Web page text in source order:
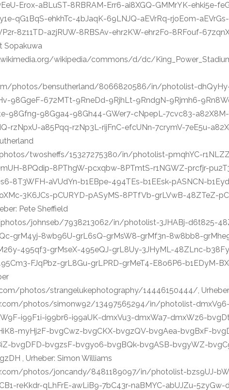
Erox-aBLuST-8RBRAM-Err6-ai8XGQ-GMMrYK-ehki5e-
qG1BqS-ehkhTc-4bJaqK-69LNJQ-aEVrRq-rjoEom-
8z11TD-azjRUW-8RBSAv-ehr2KW-ehr2Fo-8RFouf-
Sopakuwa
wikipedia/commons/d/dc/
photos/bensutherland/8066820586/in/photolist-
98GgeF-672MTt-9RneDd-9RjhLt-9RndgN-9Rjmh6-
98Gfng-98Gga4-98Gh44-GWer7-cNpepL-7cvc83-
rzNpxU-a85Pqq-rzNp3L-rijFnC-efcUNn-7crymV-7eE5u-
twosheffs/15327275380/in/photolist-pmqhYC-
8PQdip-8PThgW-pcxqbw-8PTmtS-r1NGWZ-prcfjr-
8T3WFH-aVUdYn-b1EBpe-494TEs-b1EEsk-pASNCN-
3K6JCs-pCURYD-pASyMS-8PTfVb-grLVwB-48ZTeZ-
Pete Sheffield
johnseb/7938213062/in/photolist-3JHABj-d6t825-
grM4yj-8wb96U-grL6sQ-grMsW8-grMf3n-8w8bb8-
495qf3-grMseX-495eQJ-grL8Uy-3JHyML-48ZLnc-
FJqPbz-grL8Gu-grLPRD-grMeT4-E8o6P6-b1EDyM-
photos/strangelukephotography/14446150444/,
photos/simonw92/13497565294/in/photolist-
i99F1i-i99br6-i99aUK-dmxVu3-dmxWa7-dmxWz6-
myHj2F-bvgCwz-bvgCKX-bvgzQV-bvgAea-bvgBxF-
bvgDFD-bvgzsF-bvgyo6-bvgBQk-bvgASB-bvgyWZ-
, Urheber: Simon Williams
photos/joncandy/8481189097/in/photolist-bzs9UJ-
reKkdr-qLhFrE-awLiB9-7bC43r-naBMYC-abUJZu-